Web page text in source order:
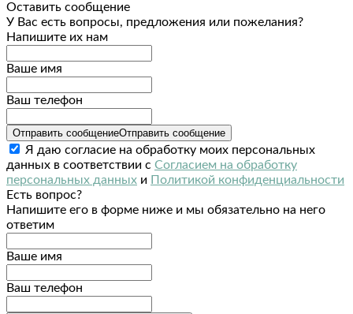
Оставить сообщение
У Вас есть вопросы, предложения или пожелания?
Напишите их нам
Ваше имя
Ваш телефон
Отправить сообщениеОтправить сообщение
Я даю согласие на обработку моих персональных
данных в соответствии с Согласием на обработку
персональных данных и Политикой конфиденциальности
Есть вопрос?
Напишите его в форме ниже и мы обязательно на него
ответим
Ваше имя
Ваш телефон